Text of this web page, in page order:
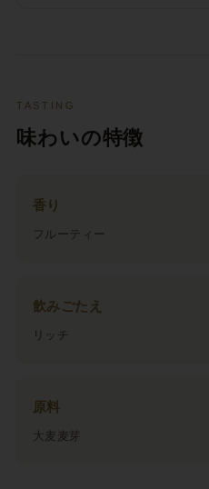
TASTING
味わいの特徴
香り
フルーティー
飲みごたえ
リッチ
原料
大麦麦芽